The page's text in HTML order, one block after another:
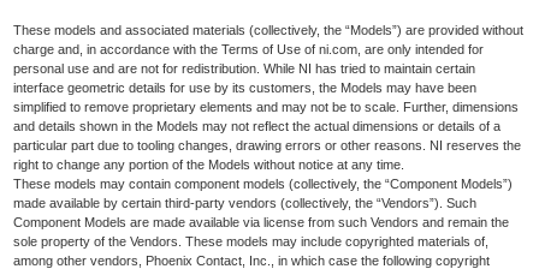
These models and associated materials (collectively, the “Models”) are provided without
charge and, in accordance with the Terms of Use of ni.com, are only intended for
personal use and are not for redistribution. While NI has tried to maintain certain
interface geometric details for use by its customers, the Models may have been
simplified to remove proprietary elements and may not be to scale. Further, dimensions
and details shown in the Models may not reflect the actual dimensions or details of a
particular part due to tooling changes, drawing errors or other reasons. NI reserves the
right to change any portion of the Models without notice at any time.
These models may contain component models (collectively, the “Component Models”)
made available by certain third-party vendors (collectively, the “Vendors”). Such
Component Models are made available via license from such Vendors and remain the
sole property of the Vendors. These models may include copyrighted materials of,
among other vendors, Phoenix Contact, Inc., in which case the following copyright